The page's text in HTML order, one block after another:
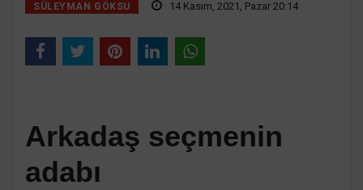
SÜLEYMAN GÖKSU 14 Kasım, 2021, Pazar 20:14
Arkadaş seçmenin
adabı